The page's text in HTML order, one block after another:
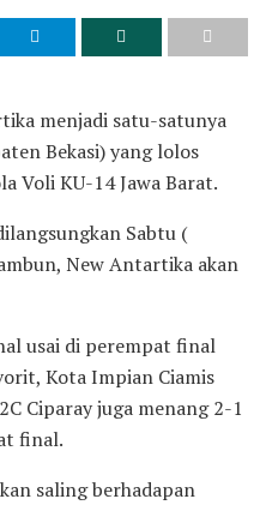
menjadi satu-satunya
Bekasi) yang lolos
Voli KU-14 Jawa Barat.
Sabtu (
New Antartika akan
usai di perempat final
Kota Impian Ciamis
Ciparay juga menang 2-1
final.
saling berhadapan